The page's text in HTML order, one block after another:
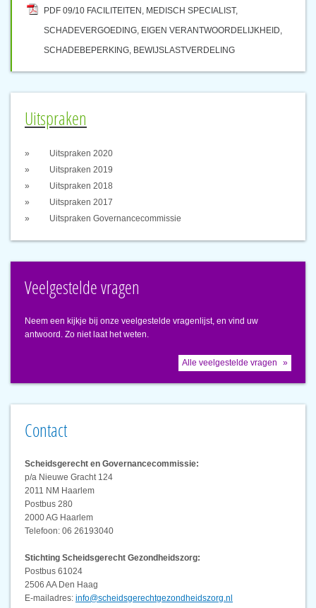
Uitspraken
Uitspraken 2020
Uitspraken 2019
Uitspraken 2018
Uitspraken 2017
Uitspraken Governancecommissie
Veelgestelde vragen
Neem een kijkje bij onze veelgestelde vragenlijst, en vind uw
antwoord. Zo niet laat het weten.
Alle veelgestelde vragen
Contact
Scheidsgerecht en Governancecommissie:
p/a Nieuwe Gracht 124
2011 NM Haarlem
Postbus 280
2000 AG Haarlem
Telefoon: 06 26193040
Stichting Scheidsgerecht Gezondheidszorg:
Postbus 61024
2506 AA Den Haag
E-mailadres: info@scheidsgerechtgezondheidszorg.nl
PDF 09/10 FACILITEITEN, MEDISCH SPECIALIST,
SCHADEVERGOEDING, EIGEN VERANTWOORDELIJKHEID,
SCHADEBEPERKING, BEWIJSLASTVERDELING